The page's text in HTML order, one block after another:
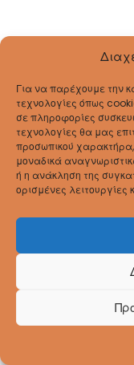
Για να παρέχουμε την
τεχνολογίες όπως
σε πληροφορίες
τεχνολογίες θα μας
προσωπικού
μοναδικά
ή η ανάκληση της
ορισμένες λειτουργίες